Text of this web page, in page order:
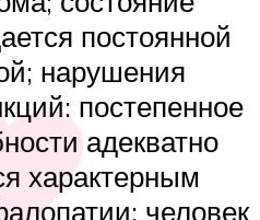
постоянной
нарушения
постепенное
адекватно
характерным
человек